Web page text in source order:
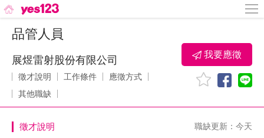
品管人員
展煜雷射股份有限公司
徵才說明 工作條件
應徵方式
其他職缺
我要應徵
徵才說明 職缺更新：今天